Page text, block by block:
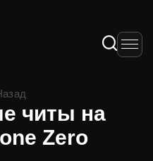
читы на
Zero